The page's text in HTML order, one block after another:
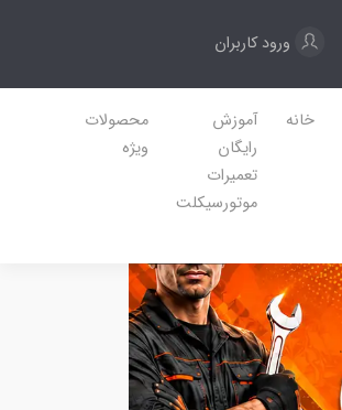
ورود کاربران
خانه
آموزش
رایگان
تعمیرات
موتورسیکلت
محصولات
ویژه